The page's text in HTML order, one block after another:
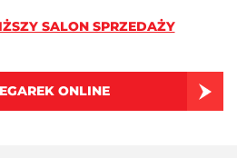
SALON SPRZEDAŻY
ONLINE